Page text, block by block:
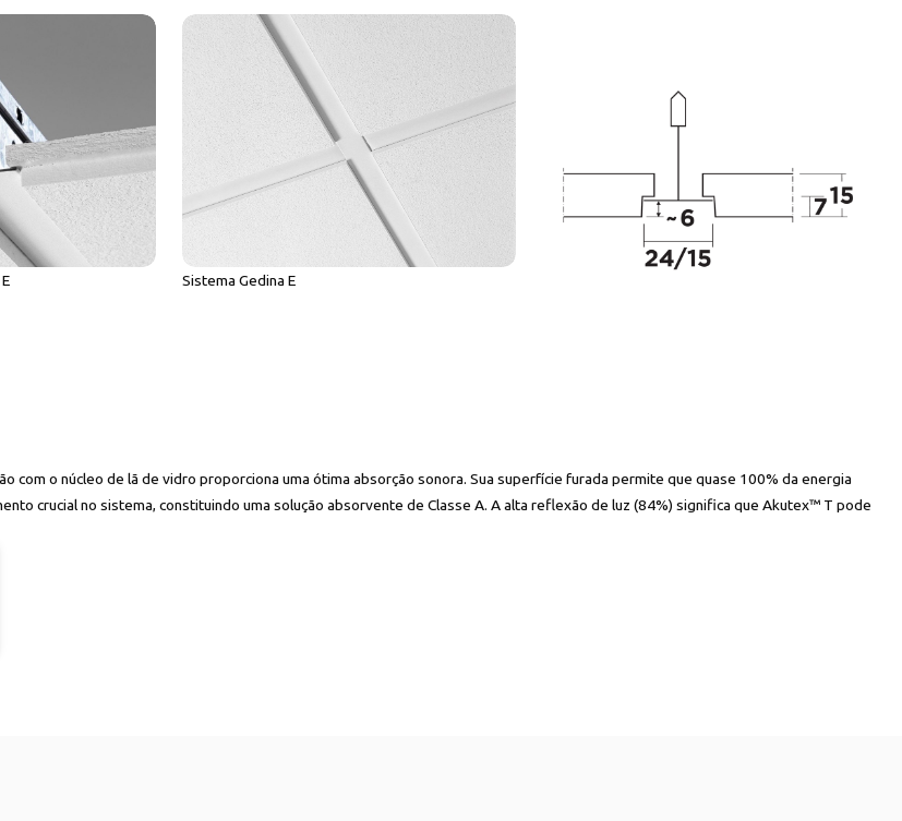
Sistema Gedina E
o núcleo de lã de vidro proporciona uma ótima absorção sonora. Sua superfície furada permite que quase 100% da energia
crucial no sistema, constituindo uma solução absorvente de Classe A. A alta reflexão de luz (84%) significa que Akutex™ T pode